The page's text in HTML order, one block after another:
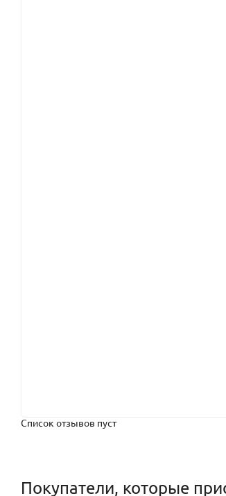
Список отзывов пуст
Покупатели, которые